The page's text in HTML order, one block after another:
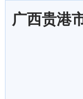
广西贵港